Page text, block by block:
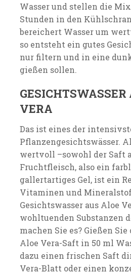
Wasser und stellen die
Stunden in den
bereichert Wasser um
so entsteht ein gutes
nur filtern und in eine
gießen sollen.
GESICHTSWASSER
VERA
Das ist eines der
Pflanzengesichtswässer.
wertvoll –sowohl der Saft
Fruchtfleisch, also ein
gallertartiges Gel, ist ein
Vitaminen und
Gesichtswasser aus Aloe
wohltuenden Substanzen
machen Sie es? Gießen Sie
Aloe Vera-Saft in 50 ml
dazu einen frischen Saft
Vera-Blatt oder einen